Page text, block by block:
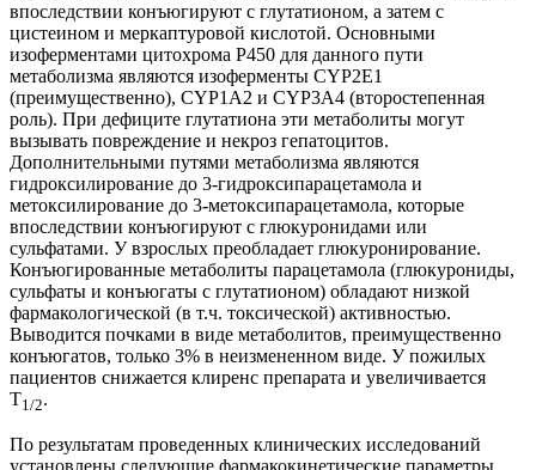
впоследствии конъюгируют с глутатионом, а затем с
цистеином и меркаптуровой кислотой. Основными
изоферментами цитохрома Р450 для данного пути
метаболизма являются изоферменты CYP2E1
(преимущественно), CYP1A2 и CYP3A4 (второстепенная
роль). При дефиците глутатиона эти метаболиты могут
вызывать повреждение и некроз гепатоцитов.
Дополнительными путями метаболизма являются
гидроксилирование до 3-гидроксипарацетамола и
метоксилирование до 3-метоксипарацетамола, которые
впоследствии конъюгируют с глюкуронидами или
сульфатами. У взрослых преобладает глюкуронирование.
Конъюгированные метаболиты парацетамола (глюкурониды,
сульфаты и конъюгаты с глутатионом) обладают низкой
фармакологической (в т.ч. токсической) активностью.
Выводится почками в виде метаболитов, преимущественно
конъюгатов, только 3% в неизмененном виде. У пожилых
пациентов снижается клиренс препарата и увеличивается
T1/2.
По результатам проведенных клинических исследований